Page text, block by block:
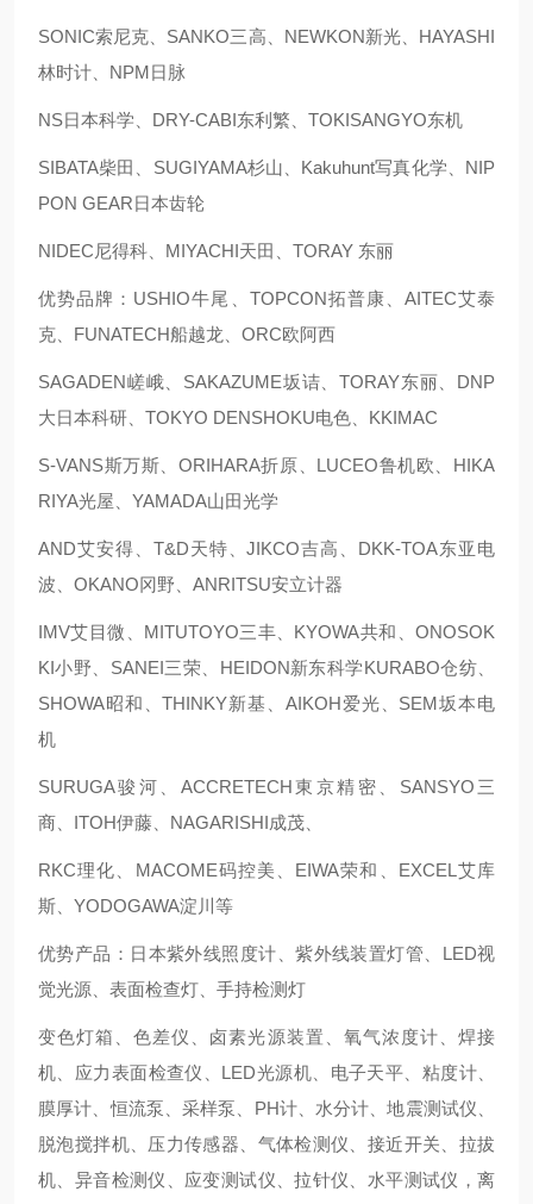
SONIC索尼克、SANKO三高、NEWKON新光、HAYASHI
林时计、NPM日脉
NS日本科学、DRY-CABI东利繁、TOKISANGYO东机
SIBATA柴田、SUGIYAMA杉山、Kakuhunt写真化学、NIP
PON GEAR日本齿轮
NIDEC尼得科、MIYACHI天田、TORAY 东丽
优势品牌：USHIO牛尾、TOPCON拓普康、AITEC艾泰
克、FUNATECH船越龙、ORC欧阿西
SAGADEN嵯峨、SAKAZUME坂诘、TORAY东丽、DNP
大日本科研、TOKYO DENSHOKU电色、KKIMAC
S-VANS斯万斯、ORIHARA折原、LUCEO鲁机欧、HIKA
RIYA光屋、YAMADA山田光学
AND艾安得、T&D天特、JIKCO吉高、DKK-TOA东亚电
波、OKANO冈野、ANRITSU安立计器
IMV艾目微、MITUTOYO三丰、KYOWA共和、ONOSOK
KI小野、SANEI三荣、HEIDON新东科学KURABO仓纺、
SHOWA昭和、THINKY新基、AIKOH爱光、SEM坂本电
机
SURUGA骏河、ACCRETECH東京精密、SANSYO三
商、ITOH伊藤、NAGARISHI成茂、
RKC理化、MACOME码控美、EIWA荣和、EXCEL艾库
斯、YODOGAWA淀川等
优势产品：日本紫外线照度计、紫外线装置灯管、LED视
觉光源、表面检查灯、手持检测灯
变色灯箱、色差仪、卤素光源装置、氧气浓度计、焊接
机、应力表面检查仪、LED光源机、电子天平、粘度计、
膜厚计、恒流泵、采样泵、PH计、水分计、地震测试仪、
脱泡搅拌机、压力传感器、气体检测仪、接近开关、拉拔
机、异音检测仪、应变测试仪、拉针仪、水平测试仪，离